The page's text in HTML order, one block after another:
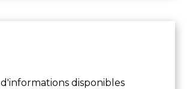
d'informations disponibles